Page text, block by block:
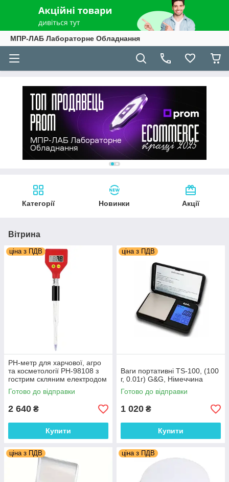
МПР-ЛАБ Лабораторне Обладнання
Категорії Новинки Акції
Вітрина
ціна з ПДВ
PH-метр для харчової, агро
та косметології PH-98108 з
гострим скляним електродом
pH: 0.00 – 14.00BNC
Готово до відправки
2 640 ₴
Купити
ціна з ПДВ
Ваги портативні TS-100, (100
г, 0.01г) G&G, Німеччина
Готово до відправки
1 020 ₴
Купити
ціна з ПДВ ціна з ПДВ